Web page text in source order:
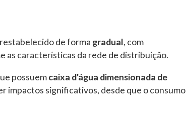
de forma gradual, com
as características da rede de distribuição.
possuemcaixa d'água dimensionada de
impactos significativos, desde que o consumo